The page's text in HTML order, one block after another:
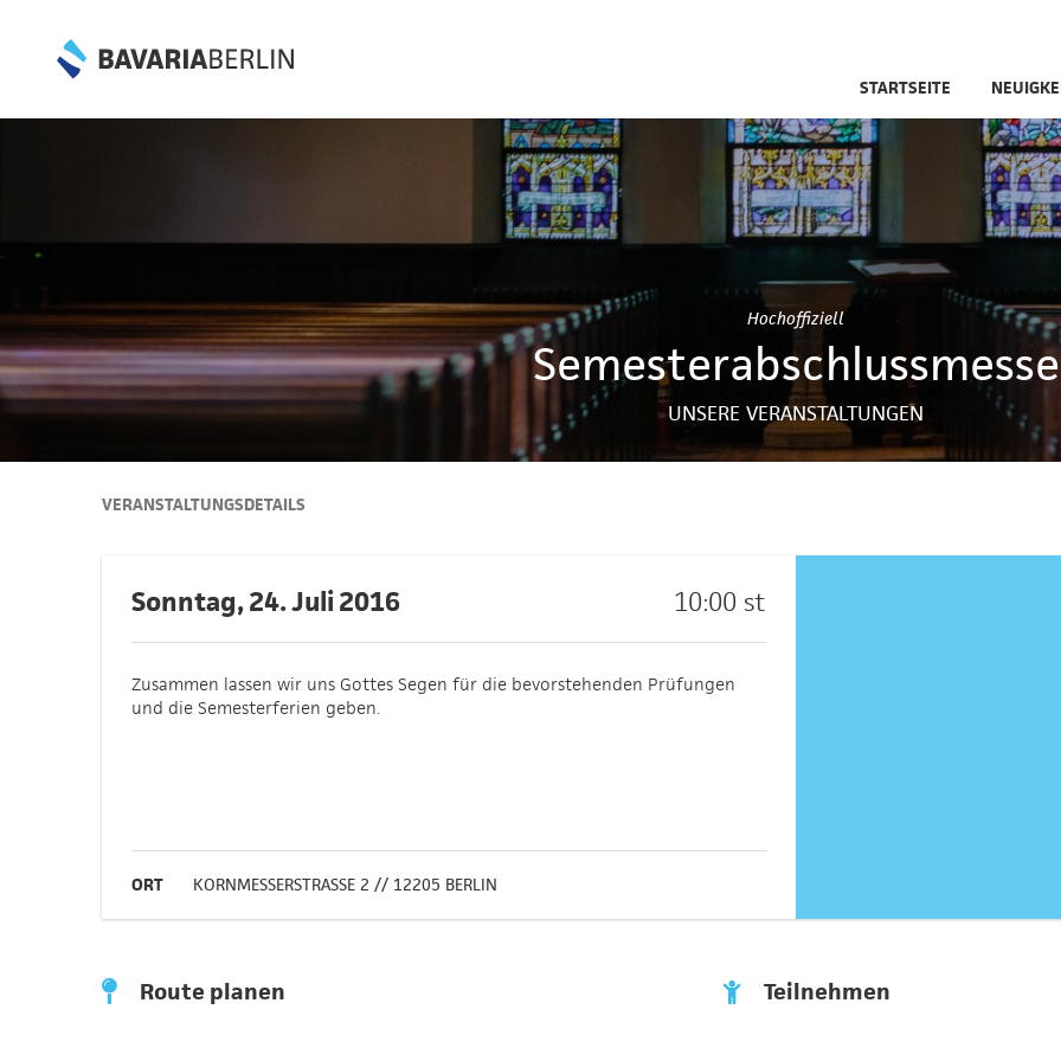
STARTSEITE
Hochoffiziell
Semesterabschlussmesse
UNSERE VERANSTALTUNGEN
VERANSTALTUNGSDETAILS
10:00 st
Sonntag, 24. Juli 2016
Zusammen lassen wir uns Gottes Segen für die bevorstehenden Prüfungen
und die Semesterferien geben.
ORT KORNMESSERSTRASSE 2 // 12205 BERLIN
Route planen Teilnehmen